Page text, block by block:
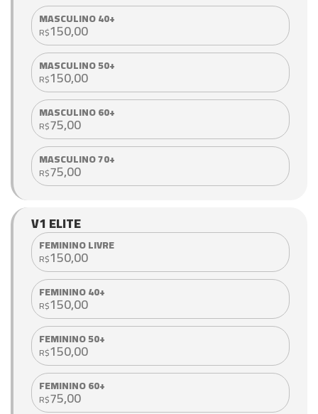
MASCULINO 40+
R$150,00
MASCULINO 50+
R$150,00
MASCULINO 60+
R$75,00
MASCULINO 70+
R$75,00
V1 ELITE
FEMININO LIVRE
R$150,00
FEMININO 40+
R$150,00
FEMININO 50+
R$150,00
FEMININO 60+
R$75,00